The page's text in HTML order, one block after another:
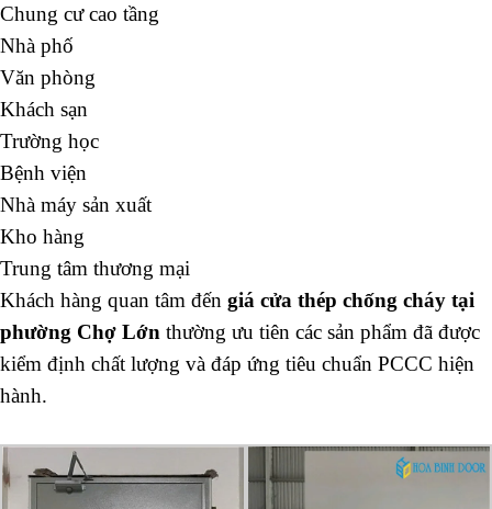
Chung cư cao tầng
Nhà phố
Văn phòng
Khách sạn
Trường học
Bệnh viện
Nhà máy sản xuất
Kho hàng
Trung tâm thương mại
Khách hàng quan tâm đến giá cửa thép chống cháy tại
phường Chợ Lớn thường ưu tiên các sản phẩm đã được
kiểm định chất lượng và đáp ứng tiêu chuẩn PCCC hiện
hành.